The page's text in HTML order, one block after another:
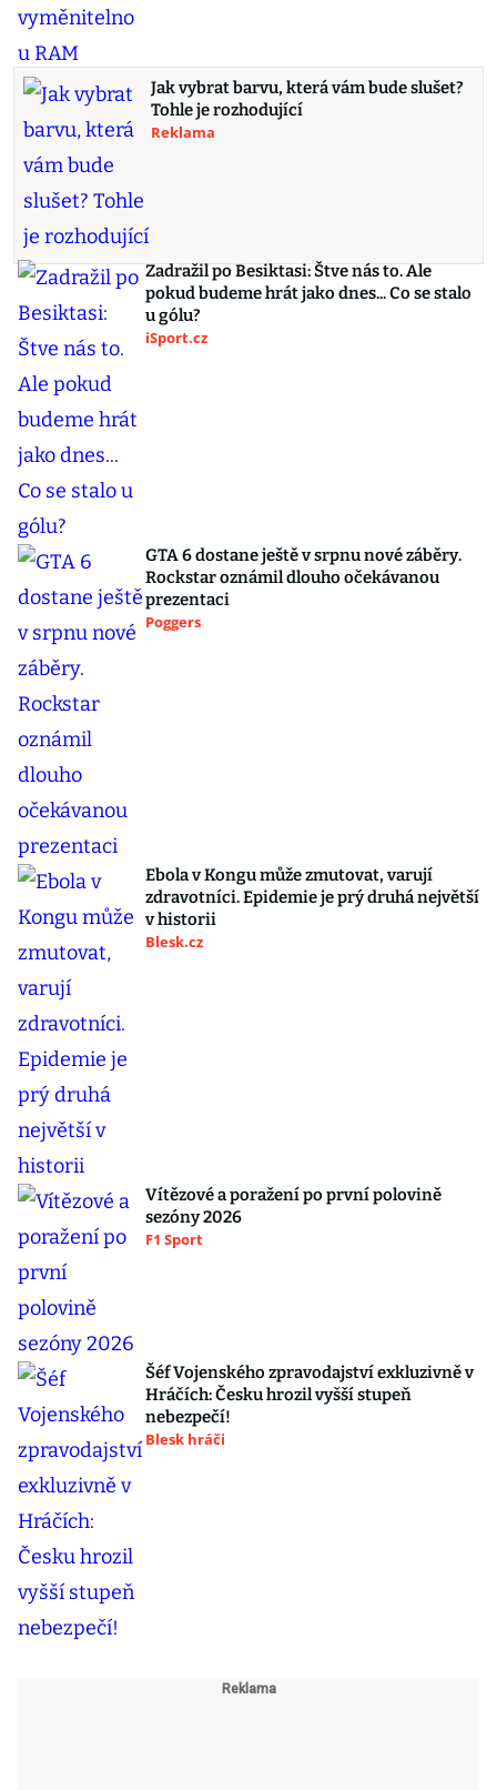
Jak vybrat barvu, která vám bude slušet?
Tohle je rozhodující
Reklama
Zadražil po Besiktasi: Štve nás to. Ale
pokud budeme hrát jako dnes... Co se stalo
u gólu?
iSport.cz
GTA 6 dostane ještě v srpnu nové záběry.
Rockstar oznámil dlouho očekávanou
prezentaci
Poggers
Ebola v Kongu může zmutovat, varují
zdravotníci. Epidemie je prý druhá největší
v historii
Blesk.cz
Vítězové a poražení po první polovině
sezóny 2026
F1 Sport
Šéf Vojenského zpravodajství exkluzivně v
Hráčích: Česku hrozil vyšší stupeň
nebezpečí!
Blesk hráči